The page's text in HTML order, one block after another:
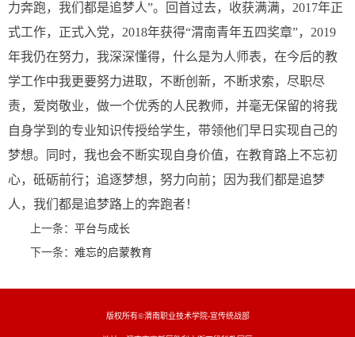
力奔跑，我们都是追梦人”。回首过去，收获满满，2017年正
式工作，正式入党，2018年获得“渭南青年五四奖章”，2019
年我仍在努力，我深深懂得，什么是为人师表，在今后的教
学工作中我更要努力进取，不断创新，不断求索，尽职尽
责，爱岗敬业，做一个优秀的人民教师，并毫无保留的将我
自身学到的专业知识传授给学生，带领他们早日实现自己的
梦想。同时，我也会不断实现自身价值，在教育路上不忘初
心，砥砺前行；追逐梦想，努力向前；因为我们都是追梦
人，我们都是追梦路上的奔跑者！
上一条： 平台与成长
下一条： 难忘的启蒙教育
版权所有©渭南职业技术学院-宣传统战部